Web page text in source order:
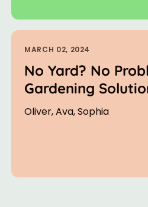
MARCH 02, 2024
No Yard? No
Gardening
Oliver, Ava, Sophia